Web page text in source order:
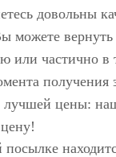
довольны
можете вернуть
или частично в
получения
лучшей цены: